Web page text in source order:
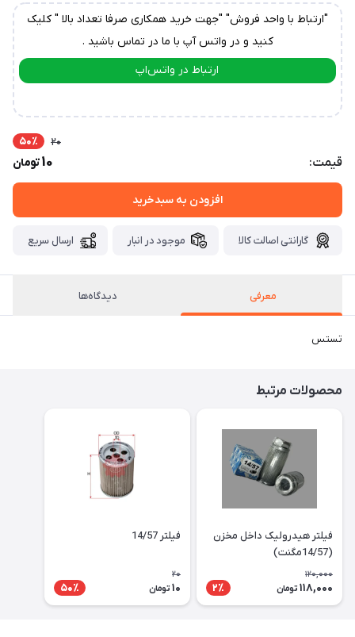
"ارتباط با واحد فروش" "جهت خرید همکاری صرفا تعداد بالا " کلیک
کنید و در واتس آپ با ما در تماس باشید .
ارتباط در واتس‌اپ
قیمت:
20 50٪
10تومان
افزودن به سبدخرید
گارانتی اصالت کالا موجود در انبار ارسال سریع
معرفی دیدگاه‌ها
تستس
محصولات مرتبط
فیلتر هیدرولیک داخل مخزن
(14/57مگنت)
120,000
118,000 تومان 2٪
فیلتر 14/57
20
10 تومان 50٪